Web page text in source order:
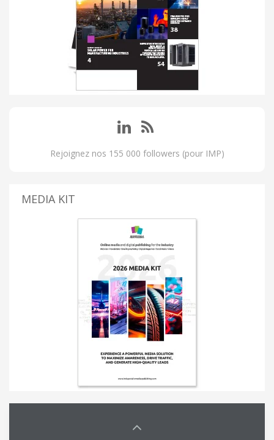
Rejoignez nos 155 000 followers (pour IMP)
MEDIA KIT